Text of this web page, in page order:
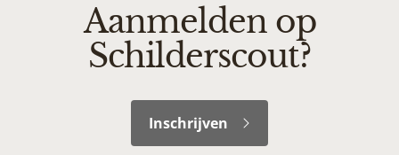
Aanmelden op
Schilderscout?
Inschrijven